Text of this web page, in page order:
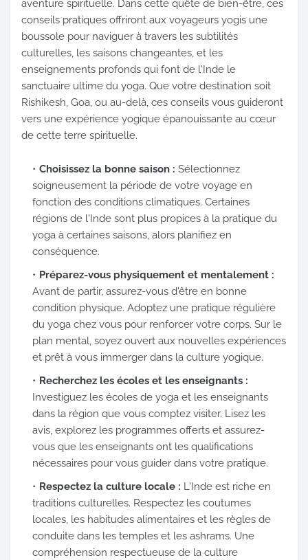
aventure spirituelle. Dans cette quête de bien-être, ces
conseils pratiques offriront aux voyageurs yogis une
boussole pour naviguer à travers les subtilités
culturelles, les saisons changeantes, et les
enseignements profonds qui font de l'Inde le
sanctuaire ultime du yoga. Que votre destination soit
Rishikesh, Goa, ou au-delà, ces conseils vous guideront
vers une expérience yogique épanouissante au cœur
de cette terre spirituelle.
Choisissez la bonne saison : Sélectionnez
soigneusement la période de votre voyage en
fonction des conditions climatiques. Certaines
régions de l'Inde sont plus propices à la pratique du
yoga à certaines saisons, alors planifiez en
conséquence.
Préparez-vous physiquement et mentalement :
Avant de partir, assurez-vous d'être en bonne
condition physique. Adoptez une pratique régulière
du yoga chez vous pour renforcer votre corps. Sur le
plan mental, soyez ouvert aux nouvelles expériences
et prêt à vous immerger dans la culture yogique.
Recherchez les écoles et les enseignants :
Investiguez les écoles de yoga et les enseignants
dans la région que vous comptez visiter. Lisez les
avis, explorez les programmes offerts et assurez-
vous que les enseignants ont les qualifications
nécessaires pour vous guider dans votre pratique.
Respectez la culture locale : L'Inde est riche en
traditions culturelles. Respectez les coutumes
locales, les habitudes alimentaires et les règles de
conduite dans les temples et les ashrams. Une
compréhension respectueuse de la culture